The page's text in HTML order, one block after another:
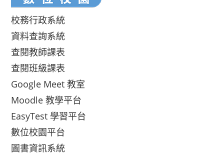
校務行政系統
資料查詢系統
查閱教師課表
查閱班級課表
Google Meet 教室
Moodle 教學平台
EasyTest 學習平台
數位校園平台
圖書資訊系統